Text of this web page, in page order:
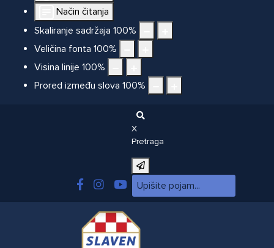
Način čitanja
Skaliranje sadržaja 100%
Veličina fonta 100%
Visina linije 100%
Prored između slova 100%
X
Pretraga